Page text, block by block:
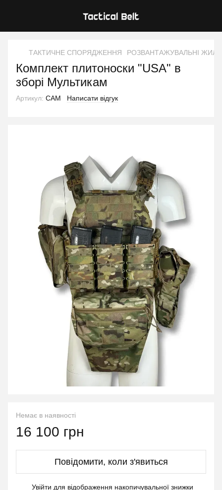
ТАКТИЧНЕ СПОРЯДЖЕННЯ РОЗВАНТАЖУВАЛЬНІ
Комплект плитоноски "USA" в
зборі Мультикам
Артикул: CAM Написати відгук
Немає в наявності
16 100 грн
Повідомити, коли з'явиться
Увійти для відображення накопичувальної знижки